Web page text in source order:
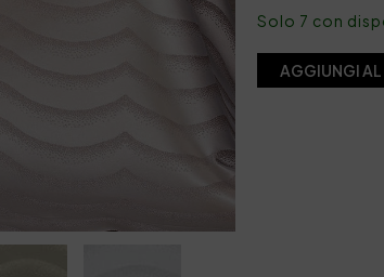
Solo 7 con
AGGIUNGI